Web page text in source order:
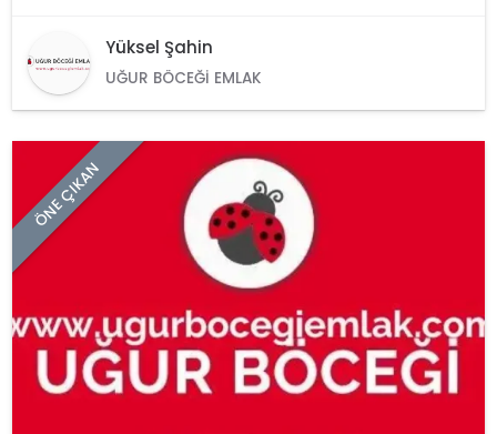
Yüksel Şahin
UĞUR BÖCEĞI EMLAK
ÖNE ÇIKAN